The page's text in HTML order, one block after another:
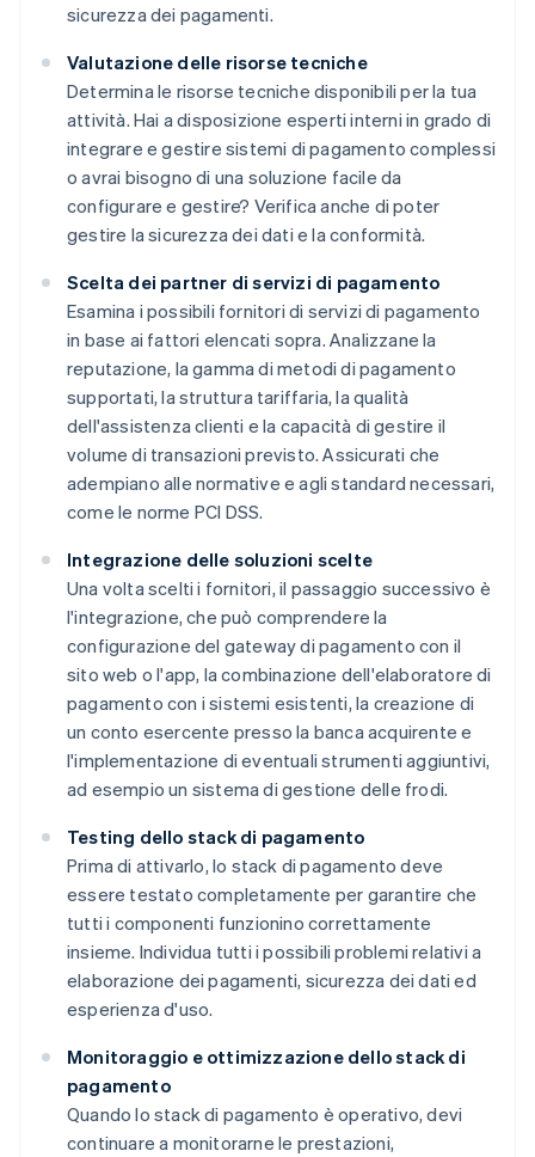
sicurezza dei pagamenti.
Valutazione delle risorse tecniche
Determina le risorse tecniche disponibili per la tua
attività. Hai a disposizione esperti interni in grado di
integrare e gestire sistemi di pagamento complessi
o avrai bisogno di una soluzione facile da
configurare e gestire? Verifica anche di poter
gestire la sicurezza dei dati e la conformità.
Scelta dei partner di servizi di pagamento
Esamina i possibili fornitori di servizi di pagamento
in base ai fattori elencati sopra. Analizzane la
reputazione, la gamma di metodi di pagamento
supportati, la struttura tariffaria, la qualità
dell'assistenza clienti e la capacità di gestire il
volume di transazioni previsto. Assicurati che
adempiano alle normative e agli standard necessari,
come le norme PCI DSS.
Integrazione delle soluzioni scelte
Una volta scelti i fornitori, il passaggio successivo è
l'integrazione, che può comprendere la
configurazione del gateway di pagamento con il
sito web o l'app, la combinazione dell'elaboratore di
pagamento con i sistemi esistenti, la creazione di
un conto esercente presso la banca acquirente e
l'implementazione di eventuali strumenti aggiuntivi,
ad esempio un sistema di gestione delle frodi.
Testing dello stack di pagamento
Prima di attivarlo, lo stack di pagamento deve
essere testato completamente per garantire che
tutti i componenti funzionino correttamente
insieme. Individua tutti i possibili problemi relativi a
elaborazione dei pagamenti, sicurezza dei dati ed
esperienza d'uso.
Monitoraggio e ottimizzazione dello stack di
pagamento
Quando lo stack di pagamento è operativo, devi
continuare a monitorarne le prestazioni,